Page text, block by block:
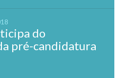
do
pré-candidatura